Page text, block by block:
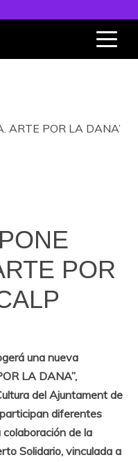
ARTE POR LA DANA’
POR
una nueva
LA DANA”,
del Ajuntament de
diferentes
de la
Solidario, vinculada a